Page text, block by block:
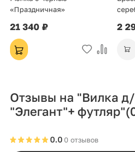
«Праздничная»
21 340 ₽ 2
Отзывы на "Вилка
"Элегант"+ футляр"
0 отзывов
0.0